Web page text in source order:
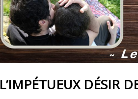
L’IMPÉTUEUX DÉSIR